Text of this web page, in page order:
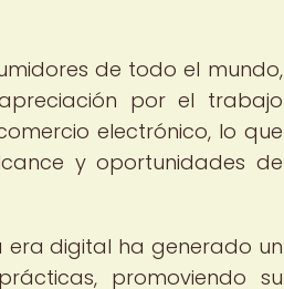
de todo el mundo,
por el trabajo
electrónico, lo que
y oportunidades de
era digital ha generado un
promoviendo su